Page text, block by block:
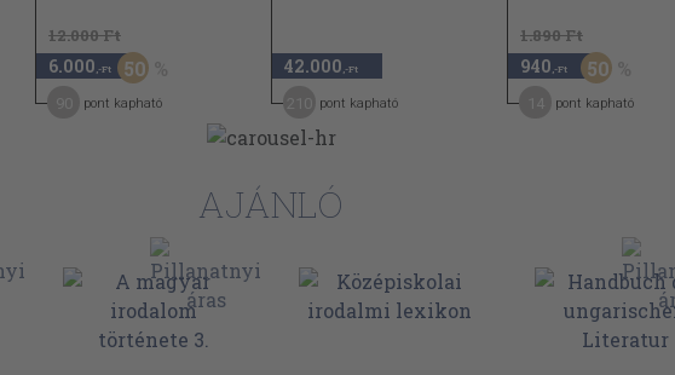
Albert, Geleji Katona
381
Lászlótól 401
Ferenc kora. II. A kuruc
12.000 Ft
6.000 ,-Ft 50
pont kapható
42.000 ,-Ft
pont kapható
1.890 Ft
940 ,-Ft 50
pont kapható
AJÁNLÓ